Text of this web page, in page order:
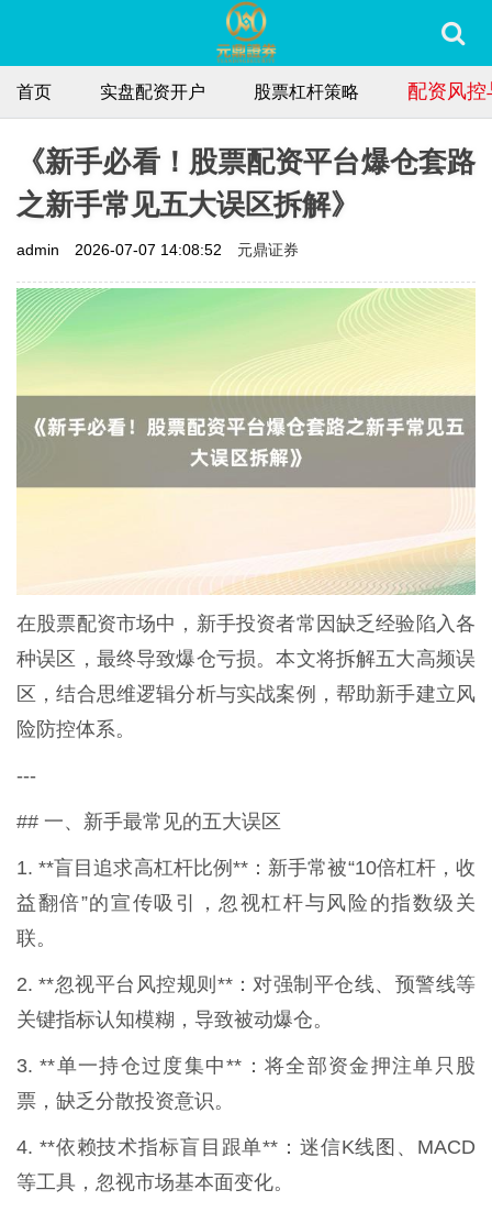
首页 实盘配资开户 股票杠杆策略 配资风
《新手必看！股票配资平台爆仓套路
之新手常见五大误区拆解》
admin 2026-07-07 14:08:52 元鼎证券
在股票配资市场中，新手投资者常因缺乏经验陷入各
种误区，最终导致爆仓亏损。本文将拆解五大高频误
区，结合思维逻辑分析与实战案例，帮助新手建立风
险防控体系。
---
## 一、新手最常见的五大误区
1. **盲目追求高杠杆比例**：新手常被“10倍杠杆，收
益翻倍”的宣传吸引，忽视杠杆与风险的指数级关
联。
2. **忽视平台风控规则**：对强制平仓线、预警线等
关键指标认知模糊，导致被动爆仓。
3. **单一持仓过度集中**：将全部资金押注单只股
票，缺乏分散投资意识。
4. **依赖技术指标盲目跟单**：迷信K线图、MACD
等工具，忽视市场基本面变化。